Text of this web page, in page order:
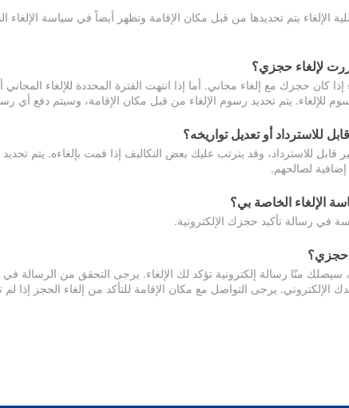
الإلغاء يتم تحديدها من قبل مكان الإقامة وتظهر أيضاً في سياسة الإلغاء
لإلغاء حجزي؟
كان حجزك مع إلغاء مجاني. أما إذا انتهت الفترة المحددة للإلغاء
للإلغاء. يتم تحديد رسوم الإلغاء من قبل مكان الإقامة، وسيتم دفع أي
للاسترداد أو تعديل تواريخه؟
قابل للاسترداد، وقد يترتب عليك بعض التكاليف إذا قمت بإلغاءه. يتم
لصالحهم.
الإلغاء الخاصة بي؟
في رسالة تأكيد حجزك الإلكترونية.
حجزي؟
سيصلك منّا رسالة إلكترونية تؤكد لك الإلغاء. يرجى التحقق من الرسالة